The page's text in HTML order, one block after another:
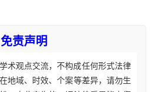
免责声明
术观点交流，不构成任何形式法律
地域、时效、个案等差异，请勿生